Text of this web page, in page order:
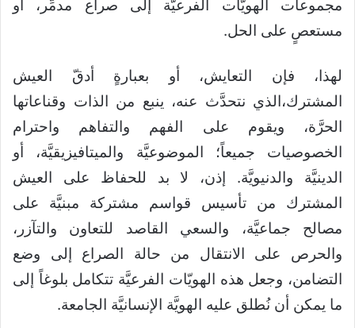
مجموعات الهويّات الفرعيَّة إلى صراع مدمِّر، أو
مستعصٍ على الحل.
لهذا، فإن التعايش، أو بعبارةٍ أدقّ العيش
المشترك،الذي نتحدَّث عنه، ينبع من الذات وقناعاتها
الحرَّة، ويقوم على الفهم والتفاهم واحترام
الخصوصيات جميعاً؛ الموضوعيَّة والميتافيزيقيَّة، أو
الدينيَّة والدنيويَّة. إذن، لا بد للحفاظ على العيش
المشترك من تأسيس قواسم مشتركة مبنيَّة على
مصالح جماعيَّة، والسعي القاصد للتعاون والتآزر،
والحرص على الانتقال من حالة الصراع إلى وضع
التضامن، وجعل هذه الهويّات الفرعيَّة تتكامل بلوغاً إلى
ما يمكن أن نُطلق عليه الهويَّة الإنسانيَّة الجامعة.